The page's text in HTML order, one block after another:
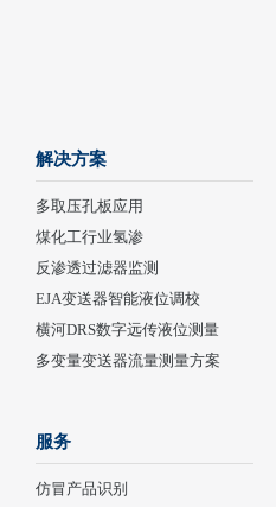
解决方案
多取压孔板应用
煤化工行业氢渗
反渗透过滤器监测
EJA变送器智能液位调校
横河DRS数字远传液位测量
多变量变送器流量测量方案
服务
仿冒产品识别